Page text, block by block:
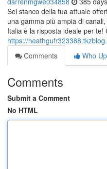
Sei stanco della tua attuale
una gamma più ampia di
Italia è la risposta ideale per
https://
Comments
Who
Comments
Submit a Comment
No HTML